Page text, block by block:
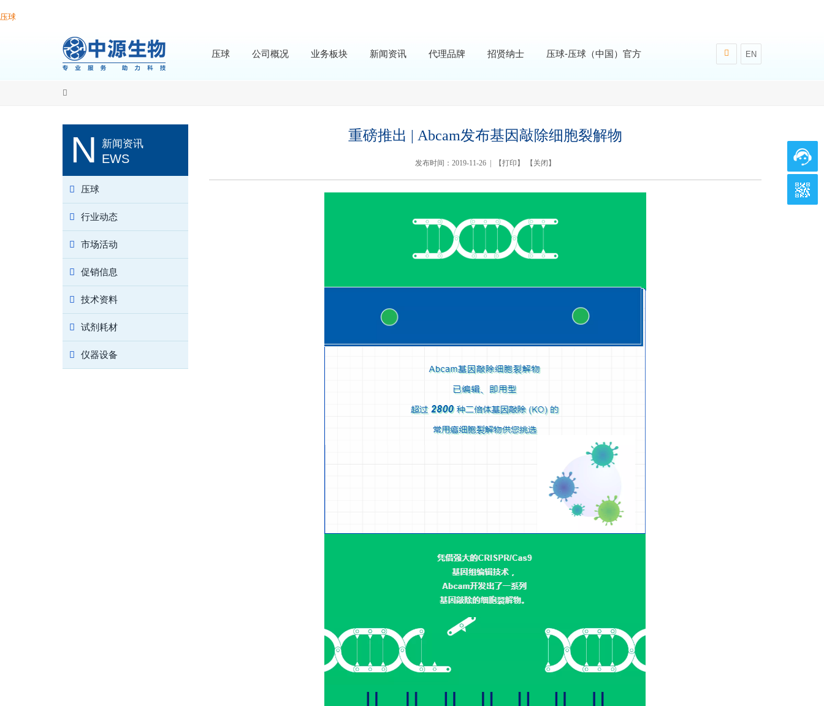
压球
压球 公司概况 业务板块 新闻资讯 代理品牌 招贤纳士 压球-压球（中国）官方 EN
N 新闻资讯
EWS
压球
行业动态
市场活动
促销信息
技术资料
试剂耗材
仪器设备
重磅推出 | Abcam发布基因敲除细胞裂解物
发布时间：2019-11-26 | 【打印 】 【 关闭 】